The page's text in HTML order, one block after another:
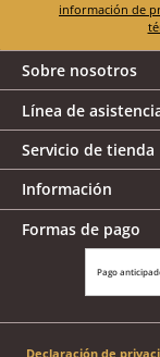
información de
Sobre nosotros
Línea de
Servicio de tienda
Información
Formas de pago
Pago
Declaración de